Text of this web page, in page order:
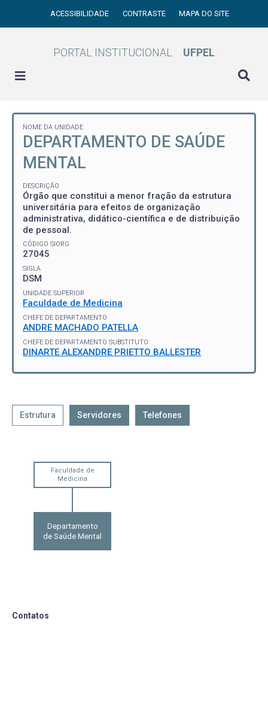
ACESSIBILIDADE CONTRASTE MAPA DO SITE
PORTAL INSTITUCIONAL UFPEL
NOME DA UNIDADE
DEPARTAMENTO DE SAÚDE
MENTAL
DESCRIÇÃO
Órgão que constitui a menor fração da estrutura
universitária para efeitos de organização
administrativa, didático-científica e de distribuição
de pessoal.
CÓDIGO SIORG
27045
SIGLA
DSM
UNIDADE SUPERIOR
Faculdade de Medicina
CHEFE DE DEPARTAMENTO
ANDRE MACHADO PATELLA
CHEFE DE DEPARTAMENTO SUBSTITUTO
DINARTE ALEXANDRE PRIETTO BALLESTER
Estrutura Servidores Telefones
Faculdade de
Medicina
Departamento
de Saúde Mental
Contatos